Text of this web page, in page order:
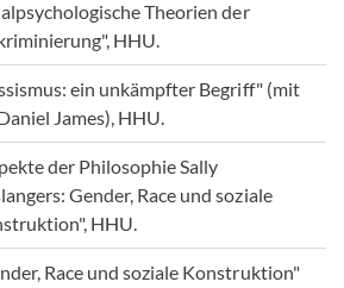
Theorien der
HHU.
ein unkämpfter Begriff" (mit
James), HHU.
der Philosophie Sally
Gender, Race und soziale
HHU.
Race und soziale Konstruktion"